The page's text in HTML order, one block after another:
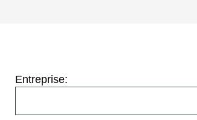
Entreprise: